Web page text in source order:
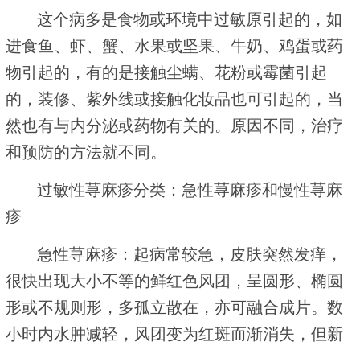
这个病多是食物或环境中过敏原引起的，如
进食鱼、虾、蟹、水果或坚果、牛奶、鸡蛋或药
物引起的，有的是接触尘螨、花粉或霉菌引起
的，装修、紫外线或接触化妆品也可引起的，当
然也有与内分泌或药物有关的。原因不同，治疗
和预防的方法就不同。
过敏性荨麻疹分类：急性荨麻疹和慢性荨麻
疹
急性荨麻疹：起病常较急，皮肤突然发痒，
很快出现大小不等的鲜红色风团，呈圆形、椭圆
形或不规则形，多孤立散在，亦可融合成片。数
小时内水肿减轻，风团变为红斑而渐消失，但新